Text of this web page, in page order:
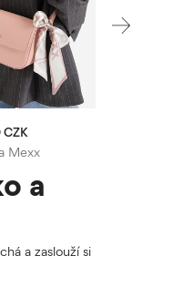
Mexx
a
a zaslouží si